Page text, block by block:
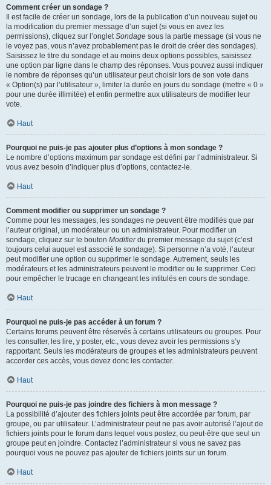
Comment créer un sondage ?
Il est facile de créer un sondage, lors de la publication d’un nouveau sujet ou
la modification du premier message d’un sujet (si vous en avez les
permissions), cliquez sur l’ongletSondage sous la partie message (si vous ne
le voyez pas, vous n’avez probablement pas le droit de créer des sondages).
Saisissez le titre du sondage et au moins deux options possibles, saisissez
une option par ligne dans le champ des réponses. Vous pouvez aussi indiquer
le nombre de réponses qu’un utilisateur peut choisir lors de son vote dans
« Option(s) par l’utilisateur », limiter la durée en jours du sondage (mettre « 0 »
pour une durée illimitée) et enfin permettre aux utilisateurs de modifier leur
vote.
Haut
Pourquoi ne puis-je pas ajouter plus d’options à mon sondage ?
Le nombre d’options maximum par sondage est défini par l’administrateur. Si
vous avez besoin d’indiquer plus d’options, contactez-le.
Haut
Comment modifier ou supprimer un sondage ?
Comme pour les messages, les sondages ne peuvent être modifiés que par
l’auteur original, un modérateur ou un administrateur. Pour modifier un
sondage, cliquez sur le bouton Modifierdu premier message du sujet (c’est
toujours celui auquel est associé le sondage). Si personne n’a voté, l’auteur
peut modifier une option ou supprimer le sondage. Autrement, seuls les
modérateurs et les administrateurs peuvent le modifier ou le supprimer. Ceci
pour empêcher le trucage en changeant les intitulés en cours de sondage.
Haut
Pourquoi ne puis-je pas accéder à un forum ?
Certains forums peuvent être réservés à certains utilisateurs ou groupes. Pour
les consulter, les lire, y poster, etc., vous devez avoir les permissions s’y
rapportant. Seuls les modérateurs de groupes et les administrateurs peuvent
accorder ces accès, vous devez donc les contacter.
Haut
Pourquoi ne puis-je pas joindre des fichiers à mon message ?
La possibilité d’ajouter des fichiers joints peut être accordée par forum, par
groupe, ou par utilisateur. L’administrateur peut ne pas avoir autorisé l’ajout de
fichiers joints pour le forum dans lequel vous postez, ou peut-être que seul un
groupe peut en joindre. Contactez l’administrateur si vous ne savez pas
pourquoi vous ne pouvez pas ajouter de fichiers joints sur un forum.
Haut